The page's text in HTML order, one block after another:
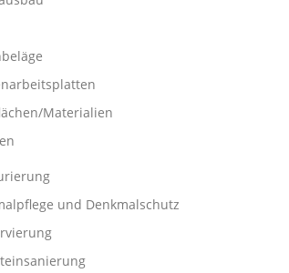
Materialien
und Denkmalschutz